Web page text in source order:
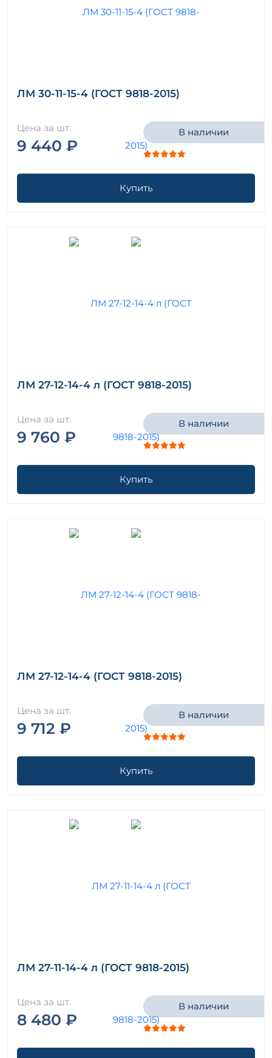
ЛМ 30-11-15-4 (ГОСТ 9818-2015)
Цена за шт.
9 440 ₽
В наличии
Купить
ЛМ 27-12-14-4 л (ГОСТ 9818-2015)
Цена за шт.
9 760 ₽
В наличии
Купить
ЛМ 27-12-14-4 (ГОСТ 9818-2015)
Цена за шт.
9 712 ₽
В наличии
Купить
ЛМ 27-11-14-4 л (ГОСТ 9818-2015)
Цена за шт.
8 480 ₽
В наличии